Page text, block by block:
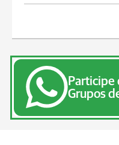
Participe
Grupos